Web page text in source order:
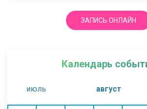
ЗАПИСЬ ОНЛАЙН
Календарь
июль август